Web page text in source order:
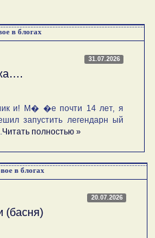
в блогах
31.07.2026
и! М� �е почти 14 лет, я
запустить легендарн ый
Читать полностью »
в блогах
20.07.2026
(басня)